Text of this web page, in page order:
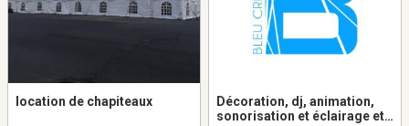
location de chapiteaux
Décoration, dj, animation,
sonorisation et éclairage et